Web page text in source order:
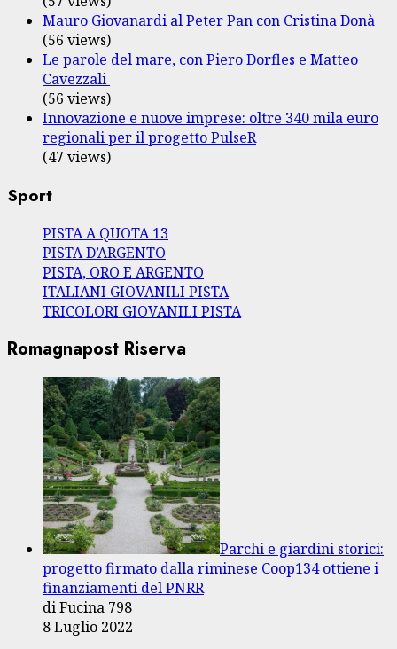
Mauro Giovanardi al Peter Pan con Cristina Donà
(56 views)
Le parole del mare, con Piero Dorfles e Matteo
Cavezzali
(56 views)
Innovazione e nuove imprese: oltre 340 mila euro
regionali per il progetto PulseR
(47 views)
Sport
PISTA A QUOTA 13
PISTA D’ARGENTO
PISTA, ORO E ARGENTO
ITALIANI GIOVANILI PISTA
TRICOLORI GIOVANILI PISTA
Romagnapost Riserva
Parchi e giardini storici:
progetto firmato dalla riminese Coop134 ottiene i
finanziamenti del PNRR
di Fucina 798
8 Luglio 2022